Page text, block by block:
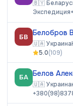
🇧🇾
Экспедиция
БВ Белобров
🇺🇦Украина
5.0(109)
БА Белов
🇺🇦Украина